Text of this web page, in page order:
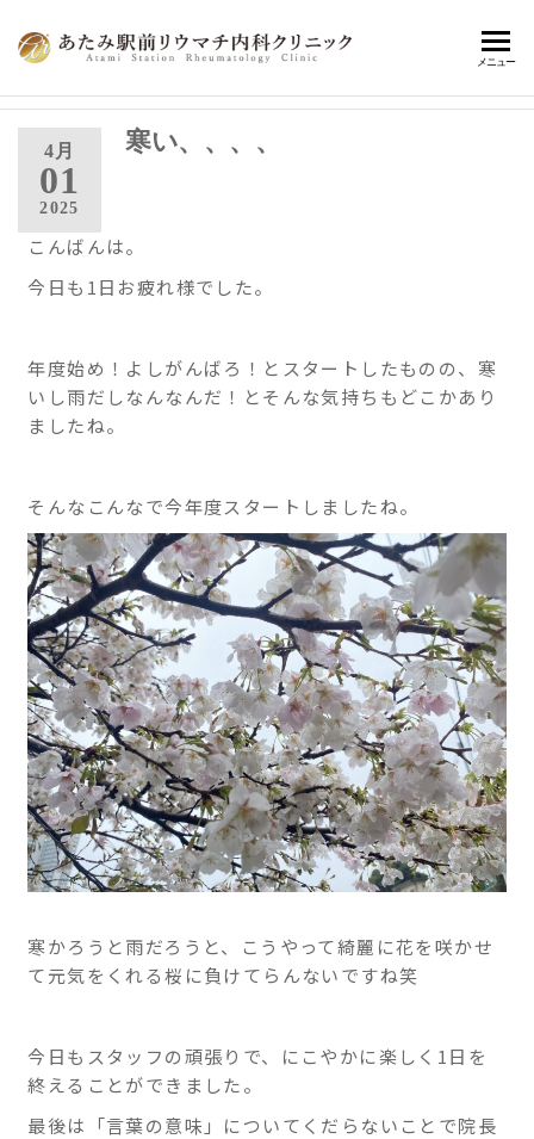
た
チ
内
リ
ニ
ッ
ク
で患
繋が
る、
提
案・
実践
をし
てい
きま
す。
熱海
駅南
口徒
歩1
分で
す。
メニュー
4月
01
2025
寒い、、、、
こんばんは。
今日も1日お疲れ様でした。
年度始め！よしがんばろ！とスタートしたものの、寒
いし雨だしなんなんだ！とそんな気持ちもどこかあり
ましたね。
そんなこんなで今年度スタートしましたね。
寒かろうと雨だろうと、こうやって綺麗に花を咲かせ
て元気をくれる桜に負けてらんないですね笑
今日もスタッフの頑張りで、にこやかに楽しく1日を
終えることができました。
最後は「言葉の意味」についてくだらないことで院長